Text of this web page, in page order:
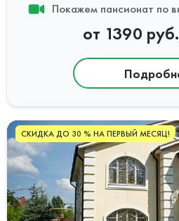
Покажем пансионат по
от 1390
СКИДКА ДО 30 % НА ПЕРВЫЙ МЕСЯЦ!